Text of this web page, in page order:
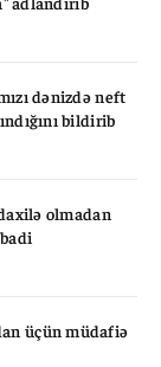
dənizdə neft
bildirib
olmadan
üçün müdafiə